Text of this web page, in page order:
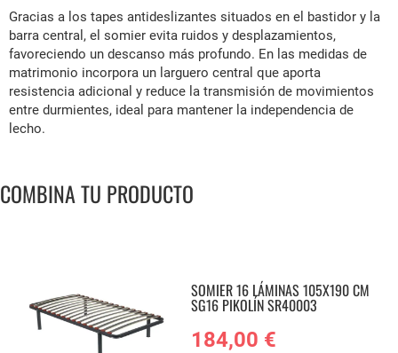
Gracias a los tapes antideslizantes situados en el bastidor y la
barra central, el somier evita ruidos y desplazamientos,
favoreciendo un descanso más profundo. En las medidas de
matrimonio incorpora un larguero central que aporta
resistencia adicional y reduce la transmisión de movimientos
entre durmientes, ideal para mantener la independencia de
lecho.
COMBINA TU PRODUCTO
SOMIER 16 LÁMINAS 105X190 CM
SG16 PIKOLÍN SR40003
184,00 €